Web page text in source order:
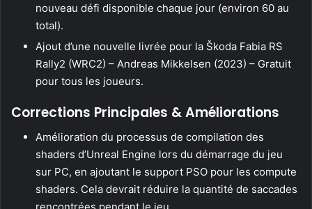
nouveau défi disponible chaque jour (environ 60 au
total).
Ajout d’une nouvelle livrée pour la Škoda Fabia RS
Rally2 (WRC2) – Andreas Mikkelsen (2023) – Gratuit
pour tous les joueurs.
Corrections Principales & Améliorations
Amélioration du processus de compilation des
shaders d’Unreal Engine lors du démarrage du jeu
sur PC, en ajoutant le support PSO pour les compute
shaders. Cela devrait réduire la quantité de saccades